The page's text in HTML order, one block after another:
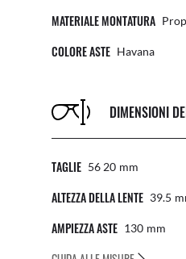
MATERIALE MONTATURA
COLORE ASTE Havana
DIMENSIONI
TAGLIE 56 20 Mm
ALTEZZA DELLA LENTE 39.5
AMPIEZZA ASTE 130 Mm